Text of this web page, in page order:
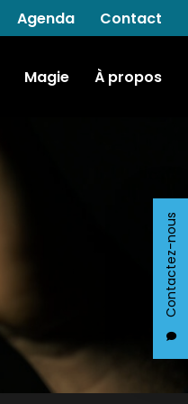
Agenda Contact
Contactez-nous
Magie À propos